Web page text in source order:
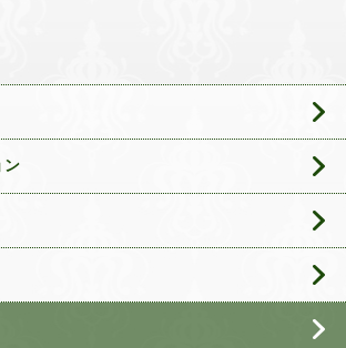
ン